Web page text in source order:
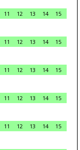
11 12 13 14
15
11 12 13 14
15
11 12 13 14
15
11 12 13 14
15
11 12 13 14
15